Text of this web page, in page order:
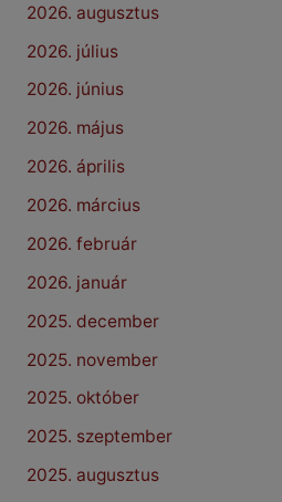
2026. augusztus
2026. július
2026. június
2026. május
2026. április
2026. március
2026. február
2026. január
2025. december
2025. november
2025. október
2025. szeptember
2025. augusztus